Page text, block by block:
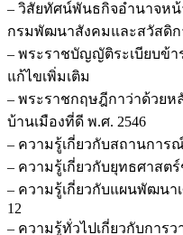
– วิสัยทัศน์พันธกิจอำนาจห
กรมพัฒนาสังคมและสวัสดิก
– พระราชบัญญัติระเบียบข้า
แก้ไขเพิ่มเติม
– พระราชกฤษฎีกาว่าด้วย
บ้านเมืองที่ดี พ.ศ. 2546
– ความรู้เกี่ยวกับสถานการ
– ความรู้เกี่ยวกับยุทธศาสตร์
– ความรู้เกี่ยวกับแผนพัฒน
12
– ความรู้ทั่วไปเกี่ยวกับการ